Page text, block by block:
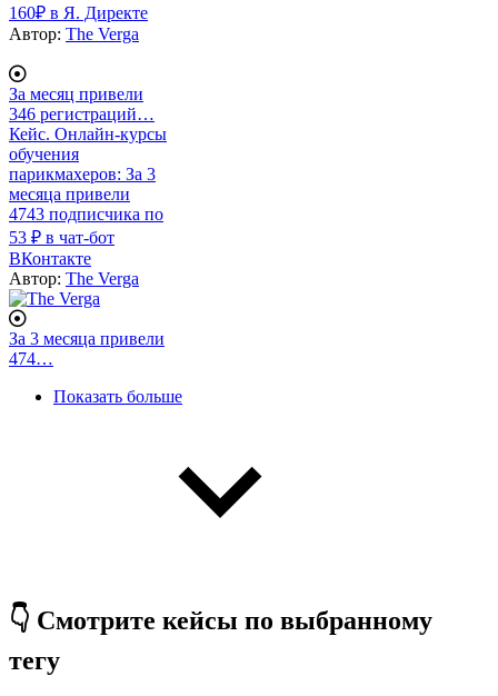
160₽ в Я. Директе
Автор: The Verga
За месяц привели
346 регистраций…
Кейс. Онлайн-курсы
обучения
парикмахеров: За 3
месяца привели
4743 подписчика по
53 ₽ в чат-бот
ВКонтакте
Автор: The Verga
За 3 месяца привели
474…
Нумерация
Показать больше
👇 Смотрите кейсы по выбранному
тегу